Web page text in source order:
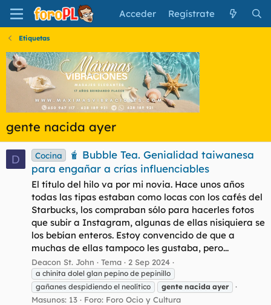
Acceder Regístrate
Etiquetas
gente nacida ayer
D Cocina
🧋 Bubble Tea. Genialidad taiwanesa
para engañar a crías influenciables
El título del hilo va por mi novia. Hace unos años
todas las tipas estaban como locas con los cafés del
Starbucks, los compraban sólo para hacerles fotos
que subir a Instagram, algunas de ellas nisiquiera se
los bebían enteros. Estoy convencido de que a
muchas de ellas tampoco les gustaba, pero...
Deacon St. John Tema 2 Sep 2024
a chinita dolel glan pepino de pepinillo
gañanes despidiendo el neolítico
gente nacida ayer
Masunos: 13 Foro: Foro Ocio y Cultura